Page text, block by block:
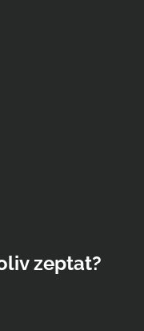
zeptat?